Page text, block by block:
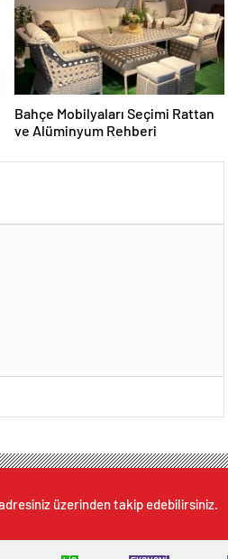
Bahçe Mobilyaları Seçimi Rattan
ve Alüminyum Rehberi
üzerinden takip edebilirsiniz.